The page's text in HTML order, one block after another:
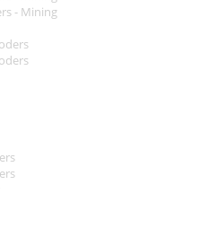
- Mining